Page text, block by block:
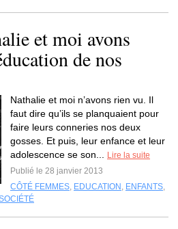
et moi avons
de nos
Nathalie et moi n’avons rien vu. Il
faut dire qu’ils se planquaient pour
faire leurs conneries nos deux
gosses. Et puis, leur enfance et leur
adolescence se son...
Lire la suite
Publié le 28 janvier 2013
CÔTÉ FEMMES, EDUCATION , ENFANTS,